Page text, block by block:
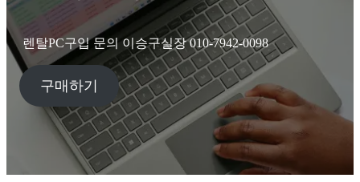
렌탈PC구입 문의 이승구실장 010-7942-0098
구매하기